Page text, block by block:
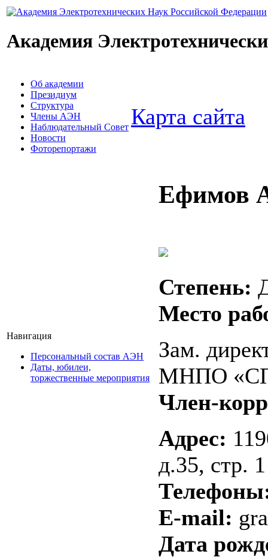
Академия
Об академии
Президиум
Структура
Члены АЭН
Наблюдательный Совет
Новости
Фоторепортажи
Карта сайта
Навигация
Персональный состав АЭН
Даты, юбилеи,
торжественные мероприятия
Ефимов
Степень:
Место
Зам.
МНПО
Член-
Адрес:
д.35, стр. 1
E-mail:
Дата